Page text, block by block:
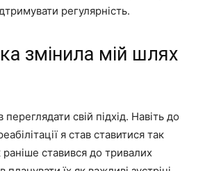
регулярність.
змінила мій шлях
свій підхід. Навіть до
я став ставитися так
ставився до тривалих